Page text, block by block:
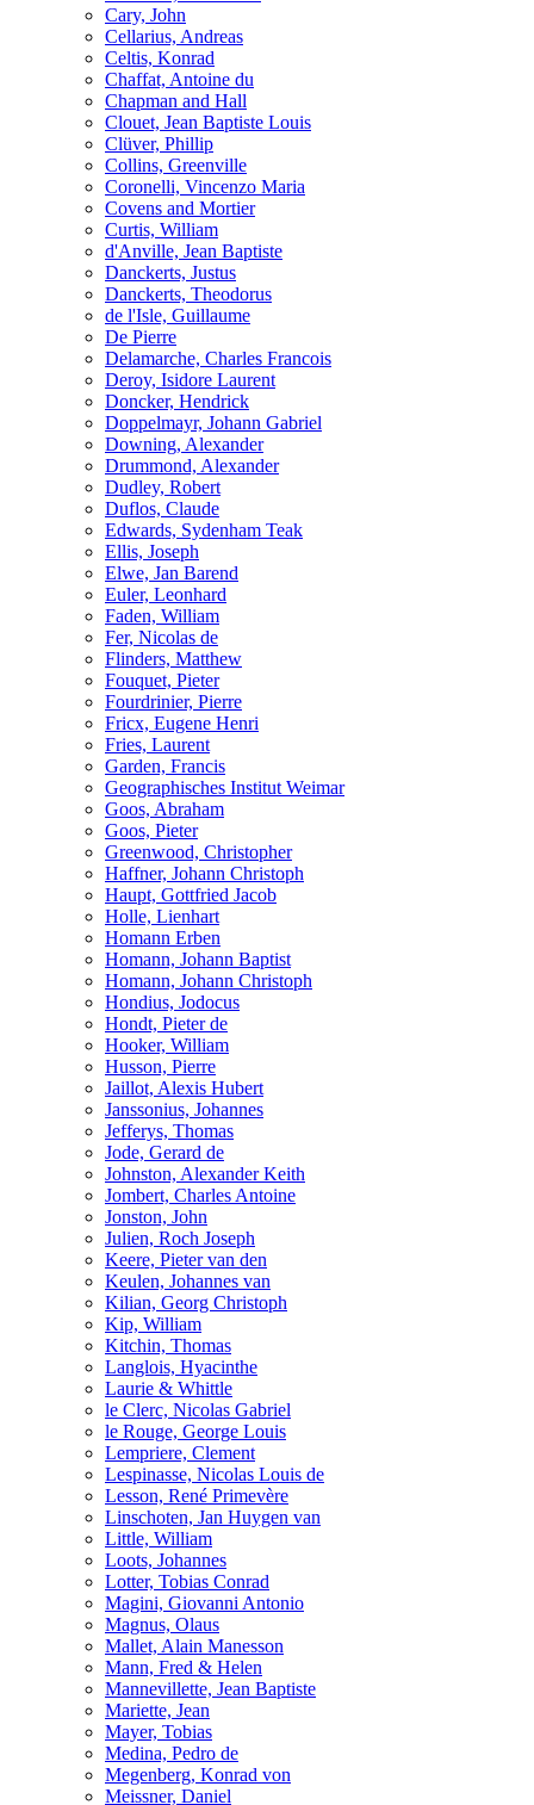
Cary, John
Cellarius, Andreas
Celtis, Konrad
Chaffat, Antoine du
Chapman and Hall
Clouet, Jean Baptiste Louis
Clüver, Phillip
Collins, Greenville
Coronelli, Vincenzo Maria
Covens and Mortier
Curtis, William
d'Anville, Jean Baptiste
Danckerts, Justus
Danckerts, Theodorus
de l'Isle, Guillaume
De Pierre
Delamarche, Charles Francois
Deroy, Isidore Laurent
Doncker, Hendrick
Doppelmayr, Johann Gabriel
Downing, Alexander
Drummond, Alexander
Dudley, Robert
Duflos, Claude
Edwards, Sydenham Teak
Ellis, Joseph
Elwe, Jan Barend
Euler, Leonhard
Faden, William
Fer, Nicolas de
Flinders, Matthew
Fouquet, Pieter
Fourdrinier, Pierre
Fricx, Eugene Henri
Fries, Laurent
Garden, Francis
Geographisches Institut Weimar
Goos, Abraham
Goos, Pieter
Greenwood, Christopher
Haffner, Johann Christoph
Haupt, Gottfried Jacob
Holle, Lienhart
Homann Erben
Homann, Johann Baptist
Homann, Johann Christoph
Hondius, Jodocus
Hondt, Pieter de
Hooker, William
Husson, Pierre
Jaillot, Alexis Hubert
Janssonius, Johannes
Jefferys, Thomas
Jode, Gerard de
Johnston, Alexander Keith
Jombert, Charles Antoine
Jonston, John
Julien, Roch Joseph
Keere, Pieter van den
Keulen, Johannes van
Kilian, Georg Christoph
Kip, William
Kitchin, Thomas
Langlois, Hyacinthe
Laurie & Whittle
le Clerc, Nicolas Gabriel
le Rouge, George Louis
Lempriere, Clement
Lespinasse, Nicolas Louis de
Lesson, René Primevère
Linschoten, Jan Huygen van
Little, William
Loots, Johannes
Lotter, Tobias Conrad
Magini, Giovanni Antonio
Magnus, Olaus
Mallet, Alain Manesson
Mann, Fred & Helen
Mannevillette, Jean Baptiste
Mariette, Jean
Mayer, Tobias
Medina, Pedro de
Megenberg, Konrad von
Meissner, Daniel